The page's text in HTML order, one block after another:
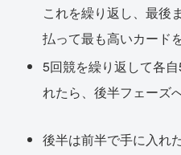
これを繰り返し、最後
払って最も高いカード
5回競を繰り返して各
れたら、後半フェーズへ
後半は前半で手に入れ